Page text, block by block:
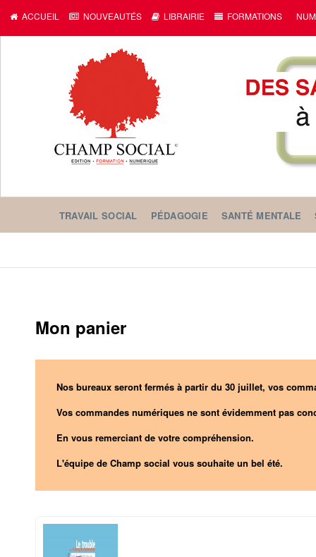
ACCUEIL NOUVEAUTÉS LIBRAIRIE FORMATIONS
TRAVAIL SOCIAL PÉDAGOGIE SANTÉ MENTALE
Mon panier
Nos bureaux seront fermés à partir du 30 juillet, vos
Vos commandes numériques ne sont évidemment pas
En vous remerciant de votre compréhension.
L'équipe de Champ social vous souhaite un bel été.